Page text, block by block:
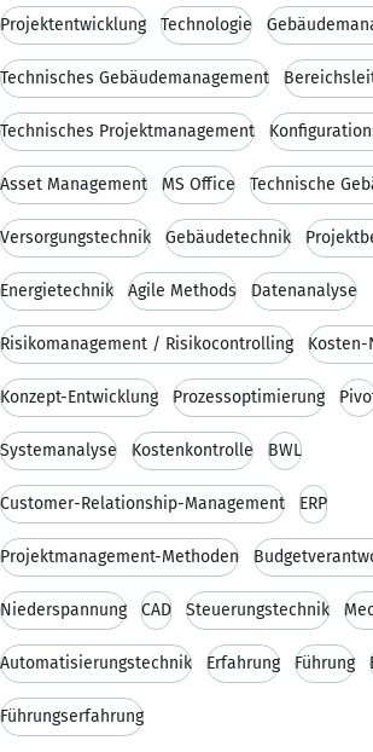
Projektentwicklung Technologie
Technisches Gebäudemanagement
Technisches Projektmanagement
Asset Management MS Office Technische
Versorgungstechnik Gebäudetechnik
Energietechnik Agile Methods Datenanalyse
Risikomanagement / Risikocontrolling Kosten-
Konzept-Entwicklung Prozessoptimierung
Systemanalyse Kostenkontrolle BWL
Customer-Relationship-Management ERP
Projektmanagement-Methoden
Niederspannung CAD Steuerungstechnik
Automatisierungstechnik Erfahrung Führung
Führungserfahrung